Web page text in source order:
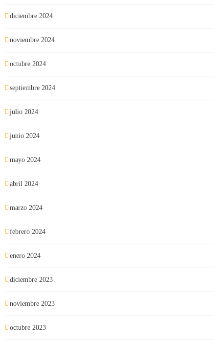
diciembre 2024
noviembre 2024
octubre 2024
septiembre 2024
julio 2024
junio 2024
mayo 2024
abril 2024
marzo 2024
febrero 2024
enero 2024
diciembre 2023
noviembre 2023
octubre 2023